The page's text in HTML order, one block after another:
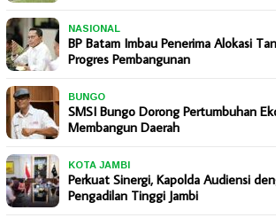
NASIONAL
BP Batam Imbau Penerima Alokasi
Progres Pembangunan
BUNGO
SMSI Bungo Dorong Pertumbuhan
Membangun Daerah
KOTA JAMBI
Perkuat Sinergi, Kapolda Audiensi
Pengadilan Tinggi Jambi